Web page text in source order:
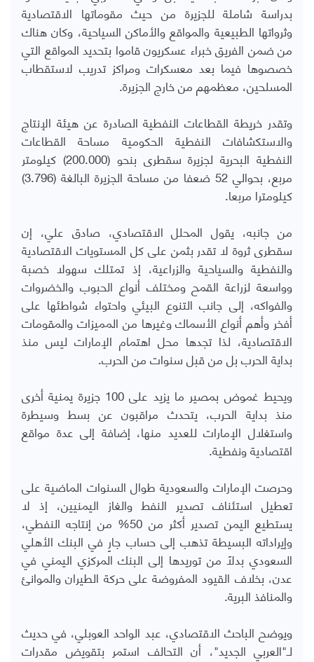
بدراسة شاملة للجزيرة من حيث مقوماتها الاقتصادية
وثرواتها الطبيعية والمواقع والأماكن السياحية، وكان هناك
من ضمن الفريق خبراء عسكريون قاموا بتحديد المواقع التي
خصصوها فيما بعد معسكرات ومراكز تدريب لاستقطاب
المسلحين، معظمهم من خارج الجزيرة.
وتقدر خريطة القطاعات النفطية الصادرة عن هيئة الإنتاج
والاستكشافات النفطية الحكومية مساحة القطاعات
النفطية البحرية لجزيرة سقطرى بنحو (200.000) كيلومتر
مربع، بحوالي 52 ضعفا من مساحة الجزيرة البالغة (3.796)
كيلومترا مربعا.
من جانبه، يقول المحلل الاقتصادي، صادق علي، إن
سقطرى ثروة لا تقدر بثمن على كل المستويات الاقتصادية
والنفطية والسياحية والزراعية، إذ تمتلك سهولا خصبة
وواسعة لزراعة القمح ومختلف أنواع الحبوب والخضروات
والفواكه، إلى جانب التنوع البيئي واحتواء شواطئها على
أفخر وأهم أنواع الأسماك وغيرها من المميزات والمقومات
الاقتصادية، لذا تجدها محل اهتمام الإمارات ليس منذ
بداية الحرب بل من قبل سنوات من الحرب.
ويحيط غموض بمصير ما يزيد على 100 جزيرة يمنية أخرى
منذ بداية الحرب، يتحدث مراقبون عن بسط وسيطرة
واستغلال الإمارات للعديد منها، إضافة إلى عدة مواقع
اقتصادية ونفطية.
وحرصت الإمارات والسعودية طوال السنوات الماضية على
تعطيل استئناف تصدير النفط والغاز اليمنيين، إذ لا
يستطيع اليمن تصدير أكثر من 50% من إنتاجه النفطي،
وإيراداته البسيطة تذهب إلى حساب جارٍ في البنك الأهلي
السعودي بدلاً من توريدها إلى البنك المركزي اليمني في
عدن، بخلاف القيود المفروضة على حركة الطيران والموانئ
والمنافذ البرية.
ويوضح الباحث الاقتصادي، عبد الواحد العوبلي، في حديث
لـ"العربي الجديد"، أن التحالف استمر بتقويض مقدرات